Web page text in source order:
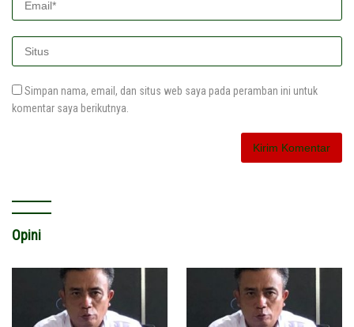
Simpan nama, email, dan situs web saya pada peramban ini untuk
komentar saya berikutnya.
Opini